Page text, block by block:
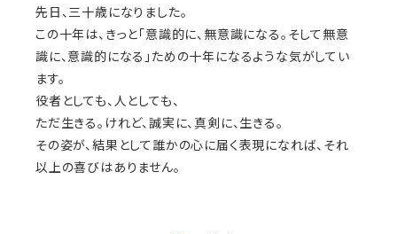
先日、三十歳になりました。
この十年は、きっと「意識的に、無意識になる。そして無意
識に、意識的になる」ための十年になるような気がしてい
ます。
役者としても、人としても、
ただ生きる。けれど、誠実に、真剣に、生きる。
その姿が、結果として誰かの心に届く表現になれば、それ
以上の喜びはありません。